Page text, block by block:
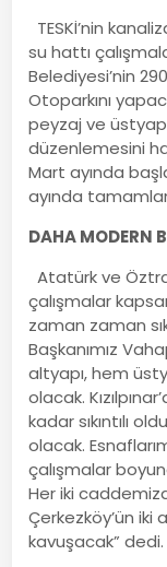
TESKİ’nin
su hattı
Belediyesi’nin
Otoparkını
peyzaj ve
düzenlemesini
Mart ayında
ayında
DAHA MODERN
Atatürk ve
çalışmalar
zaman zaman
Başkanımız
altyapı, hem
olacak.
kadar sıkıntılı
olacak.
çalışmalar
Her iki
Çerkezköy’ün
kavuşacak” dedi.